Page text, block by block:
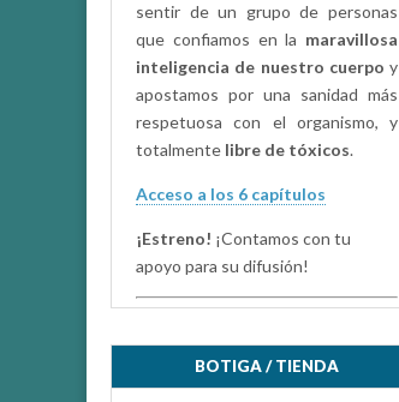
sentir de un grupo de personas
que confiamos en la maravillosa
inteligencia de nuestro cuerpo y
apostamos por una sanidad más
respetuosa con el organismo, y
totalmente libre de tóxicos.
Acceso a los 6 capítulos
¡Estreno! ¡Contamos con tu
apoyo para su difusión!
BOTIGA / TIENDA